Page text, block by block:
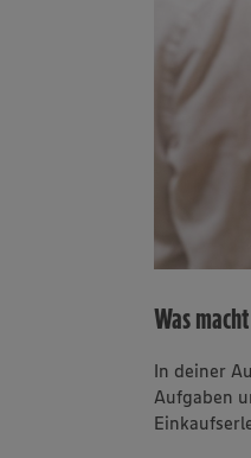
Was
In deiner
Aufgaben